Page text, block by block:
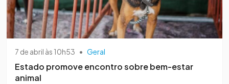
7 de abril às 10h53 • Geral
Estado promove encontro sobre bem-estar
animal